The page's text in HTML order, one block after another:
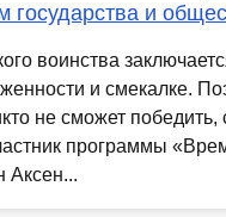
государства и
воинства
и смекалке.
не сможет победить,
программы
Аксен...